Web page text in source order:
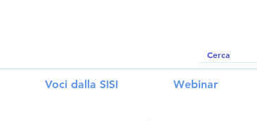
Voci dalla SISI Webinar